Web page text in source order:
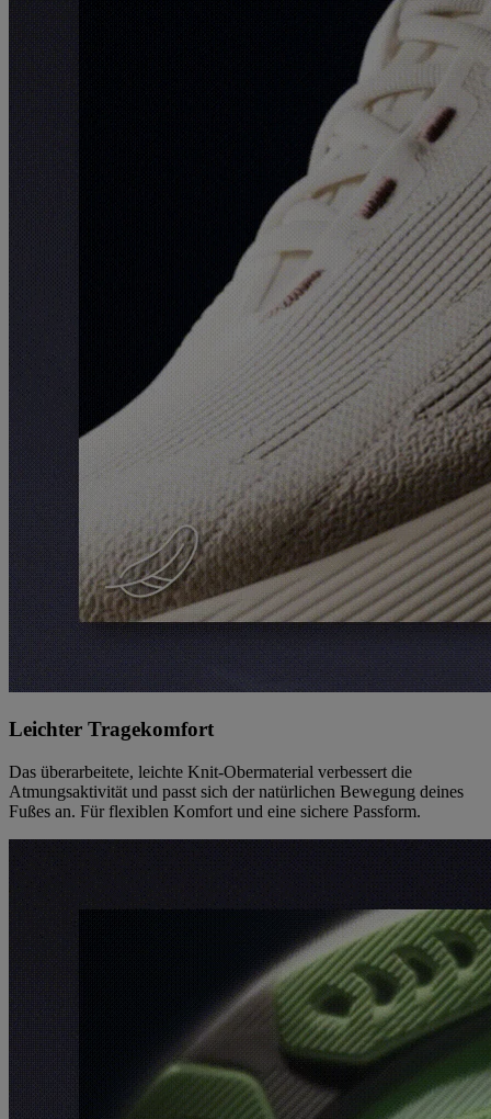
Leichter Tragekomfort
Das überarbeitete, leichte Knit-Obermaterial verbessert die
Atmungsaktivität und passt sich der natürlichen Bewegung deines
Fußes an. Für flexiblen Komfort und eine sichere Passform.